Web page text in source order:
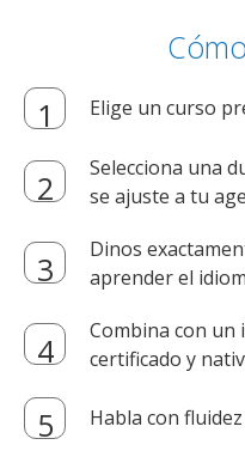
Elige un curso
Selecciona una
se ajuste a tu
Dinos
aprender el
Combina con un
certificado y
Habla con